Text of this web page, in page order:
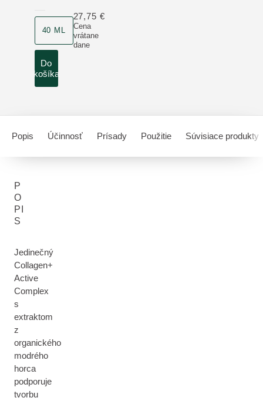
veľkosť produktu
40 ML
Cena
vrátane
dane
27,75 €
Do
košíka
Popis Účinnosť Prísady Použitie Súvisiace produkty
P
O
PI
S
Jedinečný
Collagen+
Active
Complex
s
extraktom
z
organického
modrého
horca
podporuje
tvorbu